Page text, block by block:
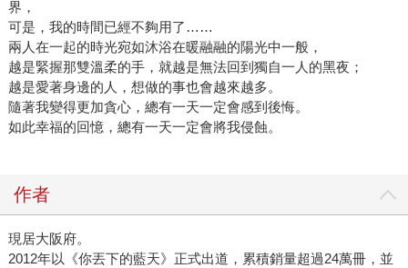
界，
可是，我的時間已經不夠用了……
兩人在一起的時光宛如沐浴在暖融融的陽光中一般，
越是緊握那雙溫柔的手，就越是無法回到獨自一人的黑夜；
越是愛著身邊的人，想做的事也會越來越多。
隨著我變得更加貪心，總有一天一定會感到後悔。
如此幸福的回憶，總有一天一定會將我侵蝕。
作者
現居大阪府。
2012年以《你丟下的藍天》正式出道，累積銷量超過24萬冊，並